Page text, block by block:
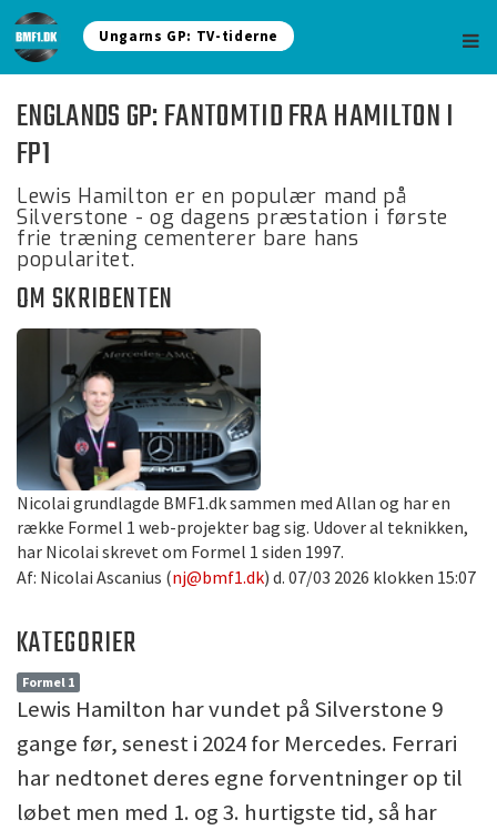
Ungarns GP: TV-tiderne
ENGLANDS GP: FANTOMTID FRA HAMILTON I
FP1
Lewis Hamilton er en populær mand på
Silverstone - og dagens præstation i første
frie træning cementerer bare hans
popularitet.
OM SKRIBENTEN
Nicolai grundlagde BMF1.dk sammen med Allan og har en
række Formel 1 web-projekter bag sig. Udover al teknikken,
har Nicolai skrevet om Formel 1 siden 1997.
Af: Nicolai Ascanius (nj@bmf1.dk) d. 07/03 2026 klokken 15:07
KATEGORIER
Formel 1
Lewis Hamilton har vundet på Silverstone 9
gange før, senest i 2024 for Mercedes. Ferrari
har nedtonet deres egne forventninger op til
løbet men med 1. og 3. hurtigste tid, så har